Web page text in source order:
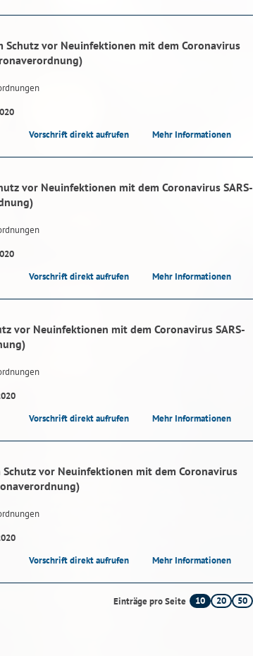
Schutz vor Neuinfektionen mit dem Coronavirus
Vorschrift direkt aufrufen Mehr Informationen
vor Neuinfektionen mit dem Coronavirus SARS-
Vorschrift direkt aufrufen Mehr Informationen
vor Neuinfektionen mit dem Coronavirus SARS-
Vorschrift direkt aufrufen Mehr Informationen
vor Neuinfektionen mit dem Coronavirus
Vorschrift direkt aufrufen Mehr Informationen
Einträge pro Seite 10 20 50